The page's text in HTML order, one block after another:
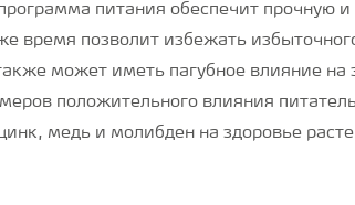
питания обеспечит прочную
время позволит избежать
может иметь пагубное влияние на
положительного влияния
медь и молибден на здоровье